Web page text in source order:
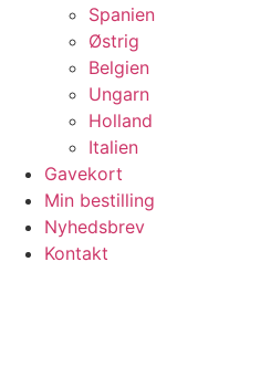
Spanien
Østrig
Belgien
Ungarn
Holland
Italien
Gavekort
Min bestilling
Nyhedsbrev
Kontakt